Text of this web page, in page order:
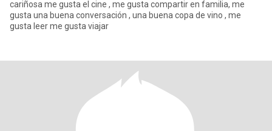
cariñosa me gusta el cine , me gusta compartir en familia, me
gusta una buena conversación , una buena copa de vino , me
gusta leer me gusta viajar